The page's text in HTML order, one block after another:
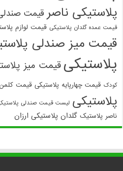
پلاستیکی ناصر قیمت
قیمت عمده گلدان پلاستیکی قیمت لوازم
قیمت میز صندلی
پلاستیکی قیمت میز
کودک قیمت چهارپایه پلاستیکی قیمت
پلاستیکی لیست قیمت صندلی
ناصر پلاستیک گلدان پلاستیکی ارزان